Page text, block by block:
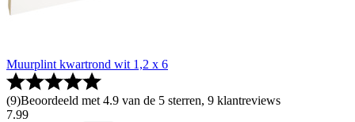
Muurplint kwartrond wit 1,2 x 6
(9)Beoordeeld met 4.9 van de 5 sterren, 9 klantreviews
7.99